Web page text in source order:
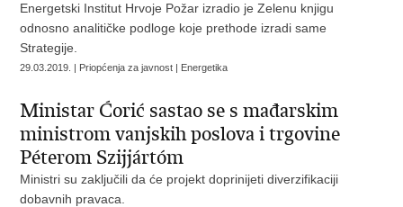
Energetski Institut Hrvoje Požar izradio je Zelenu knjigu
odnosno analitičke podloge koje prethode izradi same
Strategije.
29.03.2019. | Priopćenja za javnost | Energetika
Ministar Ćorić sastao se s mađarskim
ministrom vanjskih poslova i trgovine
Péterom Szijjártóm
Ministri su zaključili da će projekt doprinijeti diverzifikaciji
dobavnih pravaca.